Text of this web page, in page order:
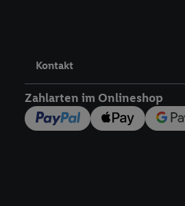
Kontakt
Zahlarten im Onlineshop